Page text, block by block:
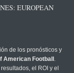
EUROPEAN
de los pronósticos y
American Football .
el ROI y el